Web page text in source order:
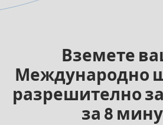
Вземете
Международно
разрешително
за 8